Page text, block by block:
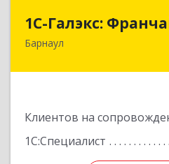
1С-Галэкс:
Барнаул
Клиентов на
1С:Специалист
1С-
656015, Алтайский